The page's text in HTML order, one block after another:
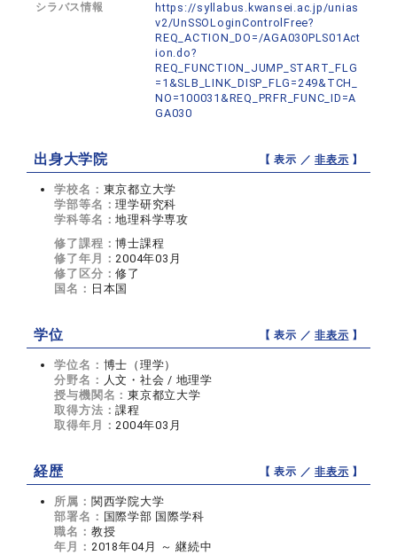
シラバス情報
https://syllabus.kwansei.ac.jp/unias
v2/UnSSOLoginControlFree?
REQ_ACTION_DO=/AGA030PLS01Act
ion.do?
REQ_FUNCTION_JUMP_START_FLG
=1&SLB_LINK_DISP_FLG=249&TCH_
NO=100031&REQ_PRFR_FUNC_ID=A
GA030
出身大学院 【 表示 ／非表示 】
学校名： 東京都立大学
学部等名：理学研究科
学科等名：地理科学専攻
修了課程：博士課程
修了年月：2004年03月
修了区分：修了
国名： 日本国
学位 【 表示 ／非表示 】
学位名： 博士（理学）
分野名： 人文・社会 / 地理学
授与機関名：東京都立大学
取得方法：課程
取得年月：2004年03月
経歴 【 表示 ／非表示 】
所属： 関西学院大学
部署名： 国際学部 国際学科
職名： 教授
年月： 2018年04月 ～ 継続中